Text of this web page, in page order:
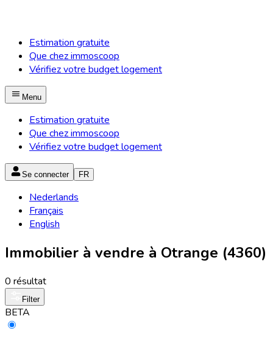
Estimation gratuite
Que chez immoscoop
Vérifiez votre budget logement
Menu
Estimation gratuite
Que chez immoscoop
Vérifiez votre budget logement
Se connecter FR
Nederlands
Français
English
Immobilier à vendre à Otrange (4360)
0 résultat
Filter
BETA